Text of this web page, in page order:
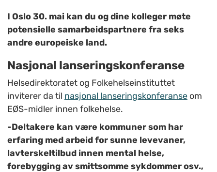
I Oslo 30. mai kan du og dine kolleger møte
potensielle samarbeidspartnere fra seks
andre europeiske land.
Nasjonal lanseringskonferanse
Helsedirektoratet og Folkehelseinstituttet
inviterer da til nasjonal lanseringskonferanse om
EØS-midler innen folkehelse.
-Deltakere kan være kommuner som har
erfaring med arbeid for sunne levevaner,
lavterskeltilbud innen mental helse,
forebygging av smittsomme sykdommer osv.,